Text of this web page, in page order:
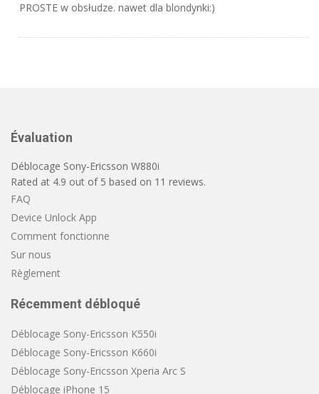
PROSTE w obsłudze. nawet dla blondynki:)
Évaluation
Déblocage Sony-Ericsson W880i
Rated at 4.9 out of 5 based on 11 reviews.
FAQ
Device Unlock App
Comment fonctionne
Sur nous
Règlement
Récemment débloqué
Déblocage Sony-Ericsson K550i
Déblocage Sony-Ericsson K660i
Déblocage Sony-Ericsson Xperia Arc S
Déblocage iPhone 15